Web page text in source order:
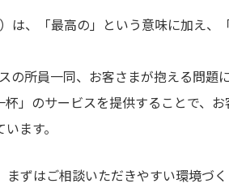
は、「最高の」という意味に加え、
の所員一同、お客さまが抱える問題
」のサービスを提供することで、
ます。
まずはご相談いただきやすい環境づ